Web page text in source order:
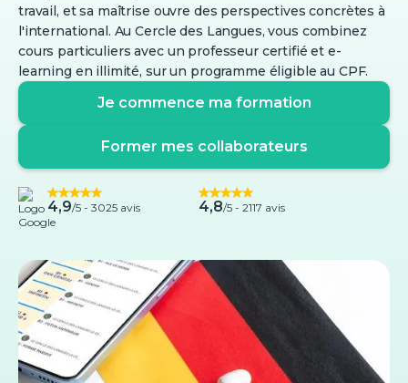
travail, et sa maîtrise ouvre des perspectives concrètes à
l'international. Au Cercle des Langues, vous combinez
cours particuliers avec un professeur certifié et e-
learning en illimité, sur un programme éligible au CPF.
Je commence ma formation
Former mes collaborateurs
4,9/5 - 3025 avis 4,8/5 - 2117 avis